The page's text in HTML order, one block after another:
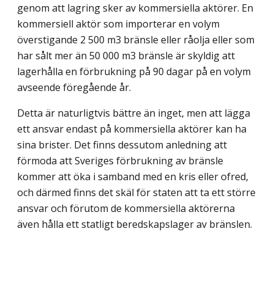
genom att lagring sker av kommersiella aktörer. En
kommersiell aktör som importerar en volym
överstigande 2 500 m3 bränsle eller råolja eller som
har sålt mer än 50 000 m3 bränsle är skyldig att
lagerhålla en förbrukning på 90 dagar på en volym
avseende föregående år.
Detta är naturligtvis bättre än inget, men att lägga
ett ansvar endast på kommersiella aktörer kan ha
sina brister. Det finns dessutom anledning att
förmoda att Sveriges förbrukning av bränsle
kommer att öka i samband med en kris eller ofred,
och därmed finns det skäl för staten att ta ett större
ansvar och förutom de kommersiella aktörerna
även hålla ett statligt beredskapslager av bränslen.